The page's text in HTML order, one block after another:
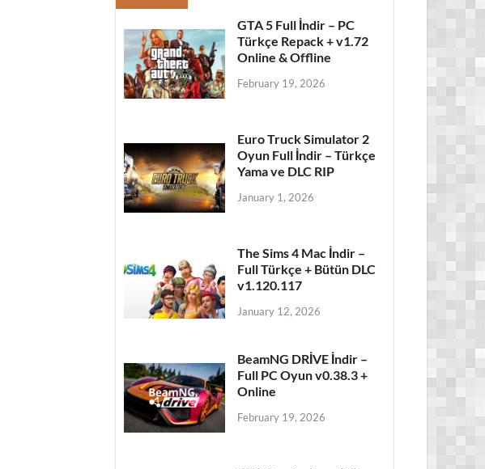
GTA 5 Full İndir – PC
Türkçe Repack + v1.72
Online & Offline
February 19, 2026
Euro Truck Simulator 2
Oyun Full İndir – Türkçe
Yama ve DLC RIP
January 1, 2026
The Sims 4 Mac İndir –
Full Türkçe + Bütün DLC
v1.120.117
January 12, 2026
BeamNG DRİVE İndir –
Full PC Oyun v0.38.3 +
Online
February 19, 2026